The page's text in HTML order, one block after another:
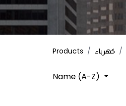
Products كهرباء
Name (A-Z)